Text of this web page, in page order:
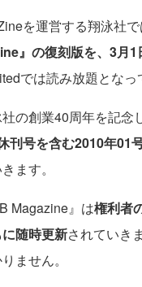
を運営する翔泳社
』の復刻版を、3月
では読み放題となっ
の創業40周年を記念
刊号を含む2010年01
ます。
Magazine』は権利者
随時更新されていき
ません。